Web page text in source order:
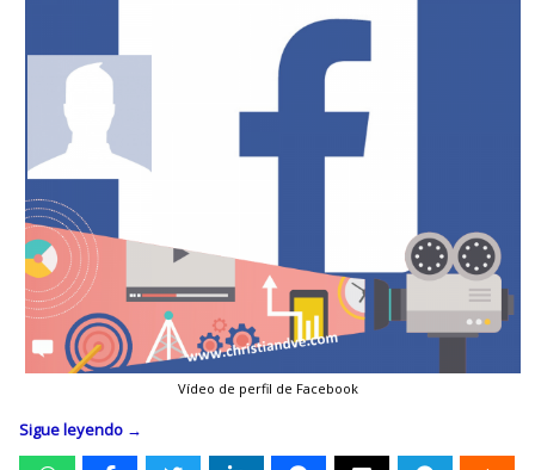
Vídeo de perfil de Facebook
Sigue leyendo →